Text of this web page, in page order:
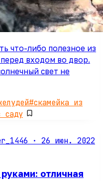
что-либо полезное из
входом во двор.
свет не
#скамейка из
саду
· 26 июн. 2022
отличная